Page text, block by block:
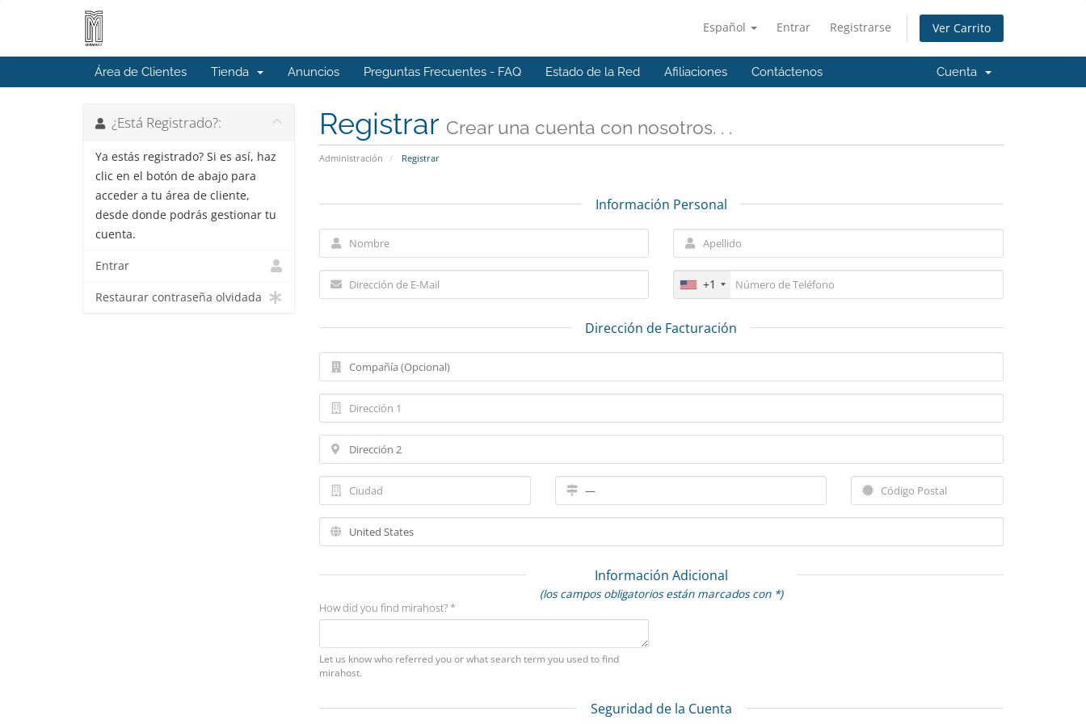
Español Entrar Registrarse Ver Carrito
Área de Clientes Tienda Anuncios Preguntas Frecuentes - FAQ Estado de la Red Afiliaciones Contáctenos Cuenta
Registrar Crear una cuenta con nosotros. . .
Administración Registrar
¿Está Registrado?:
Ya estás registrado? Si es así, haz
clic en el botón de abajo para
acceder a tu área de cliente,
desde donde podrás gestionar tu
cuenta.
Entrar
Restaurar contraseña olvidada
Información Personal
+1
Dirección de Facturación
Información Adicional
(los campos obligatorios están marcados con *)
How did you find mirahost? *
Let us know who referred you or what search term you used to find
mirahost.
Seguridad de la Cuenta